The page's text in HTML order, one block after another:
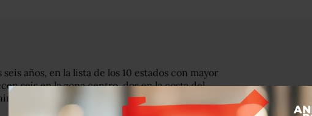
años, en la lista de los 10 estados con mayor
seis en la zona centro, dos en la costa del
en la frontera norte.